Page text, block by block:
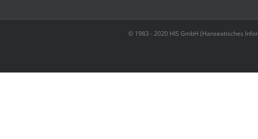
© 1983 - 2020 HIS GmbH (Hanseatisches